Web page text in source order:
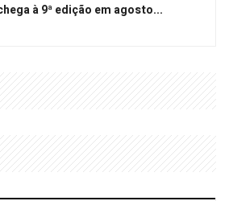
à 9ª edição em agosto...